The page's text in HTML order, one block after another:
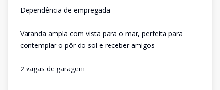
Dependência de empregada
Varanda ampla com vista para o mar, perfeita para
contemplar o pôr do sol e receber amigos
2 vagas de garagem